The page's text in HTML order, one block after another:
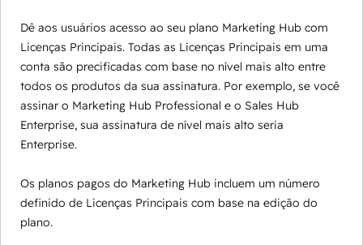
Dê aos usuários acesso ao seu plano Marketing Hub com
Licenças Principais. Todas as Licenças Principais em uma
conta são precificadas com base no nível mais alto entre
todos os produtos da sua assinatura. Por exemplo, se você
assinar o Marketing Hub Professional e o Sales Hub
Enterprise, sua assinatura de nível mais alto seria
Enterprise.
Os planos pagos do Marketing Hub incluem um número
definido de Licenças Principais com base na edição do
plano.